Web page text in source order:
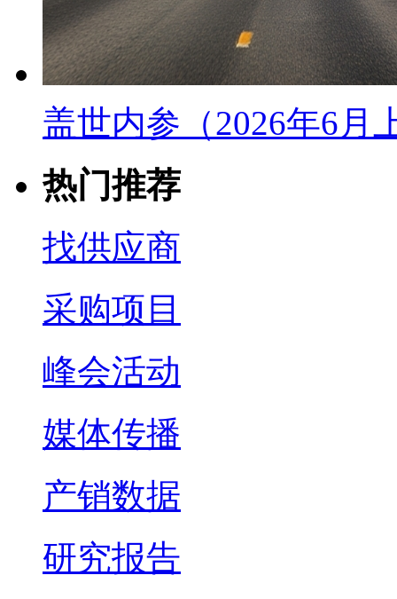
盖世内参（2026年6月
热门推荐
找供应商
采购项目
峰会活动
媒体传播
产销数据
研究报告